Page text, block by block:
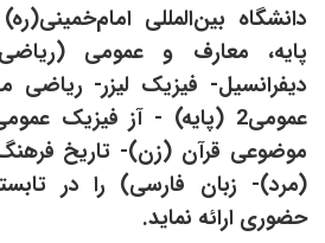
دانشگاه بین‌المللی
دیفرانسیل- فیزیک لیزر-
موضوعی قرآن (زن)- تاریخ
حضوری ارائه نماید.